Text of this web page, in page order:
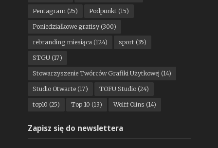
Pentagram(25) Podpunkt(15)
Poniedziałkowe gratisy(300)
rebranding miesiąca(124) sport(35)
STGU(17)
Stowarzyszenie Twórców Grafiki Użytkowej (14)
Studio Otwarte(17) TOFU Studio(24)
top10 (25) Top 10 (13) Wolff Olins (14)
Zapisz się do newslettera